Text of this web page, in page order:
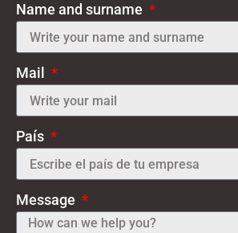
Name and surname
Mail
País
Message